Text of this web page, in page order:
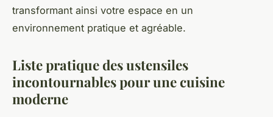
transformant ainsi votre espace en un
environnement pratique et agréable.
Liste pratique des ustensiles
incontournables pour une cuisine
moderne